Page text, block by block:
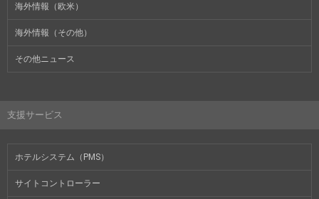
海外情報（欧米）
海外情報（その他）
その他ニュース
支援サービス
ホテルシステム（PMS）
サイトコントローラー